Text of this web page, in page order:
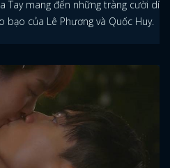
Tay mang đến những tràng cười dí
bạo của Lê Phương và Quốc Huy.